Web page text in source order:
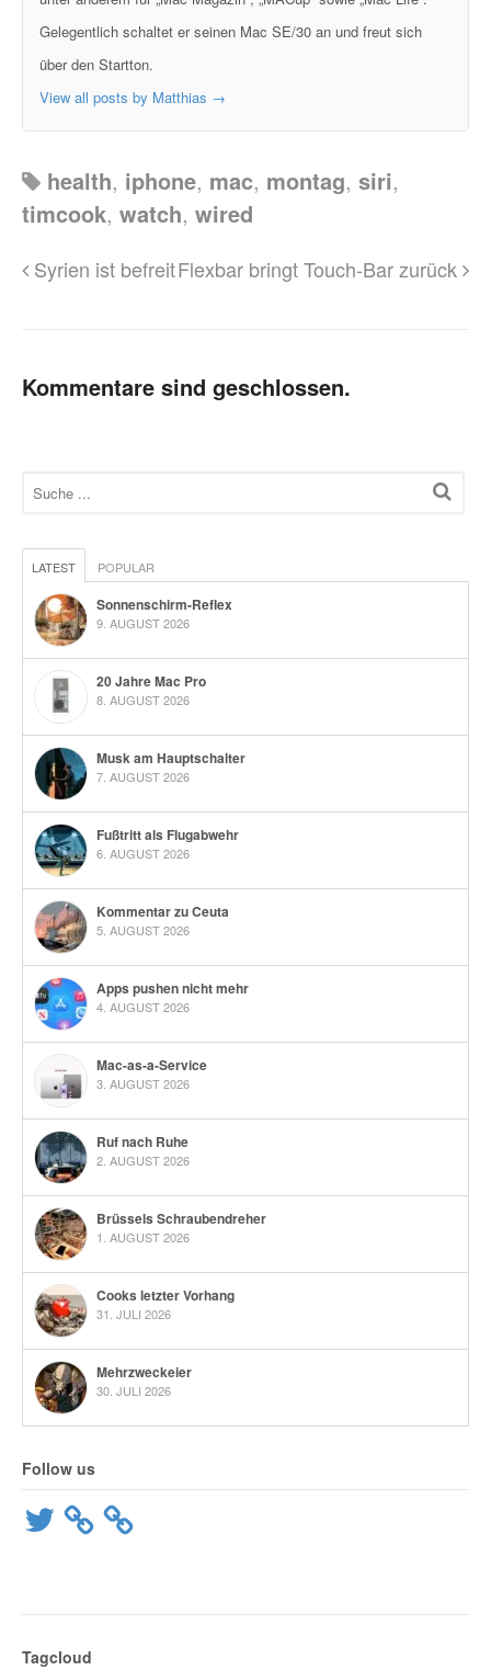
Gelegentlich schaltet er seinen Mac SE/30 an und freut sich
über den Startton.
View all posts by Matthias →
health, iphone, mac, montag, siri,
timcook, watch, wired
Syrien ist befreitFlexbar bringt Touch-Bar zurück
Kommentare sind geschlossen.
LATEST POPULAR
Sonnenschirm-Reflex
9. AUGUST 2026
20 Jahre Mac Pro
8. AUGUST 2026
Musk am Hauptschalter
7. AUGUST 2026
Fußtritt als Flugabwehr
6. AUGUST 2026
Kommentar zu Ceuta
5. AUGUST 2026
Apps pushen nicht mehr
4. AUGUST 2026
Mac-as-a-Service
3. AUGUST 2026
Ruf nach Ruhe
2. AUGUST 2026
Brüssels Schraubendreher
1. AUGUST 2026
Cooks letzter Vorhang
31. JULI 2026
Mehrzweckeier
30. JULI 2026
Follow us
Twitter
Tagcloud